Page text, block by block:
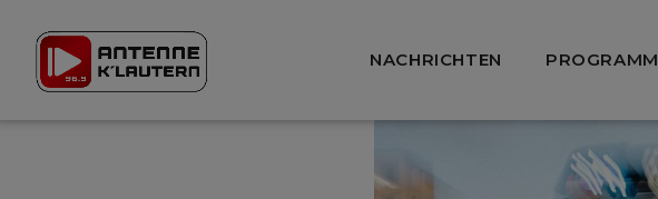
NACHRICHTEN PROGRAMM